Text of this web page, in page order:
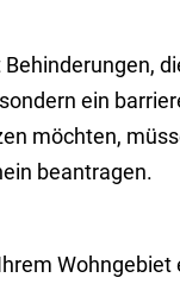
ein
möchten,
beantragen.
Wohngebiet